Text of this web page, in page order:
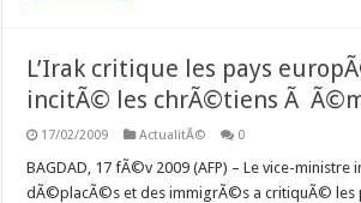
L’Irak critique les pays
incitÃ© les chrÃ©tiens Ã
17/02/2009 ActualitÃ© 0
BAGDAD, 17 fÃ©v 2009 (AFP) – Le vice-
dÃ©placÃ©s et des immigrÃ©s a critiquÃ© les